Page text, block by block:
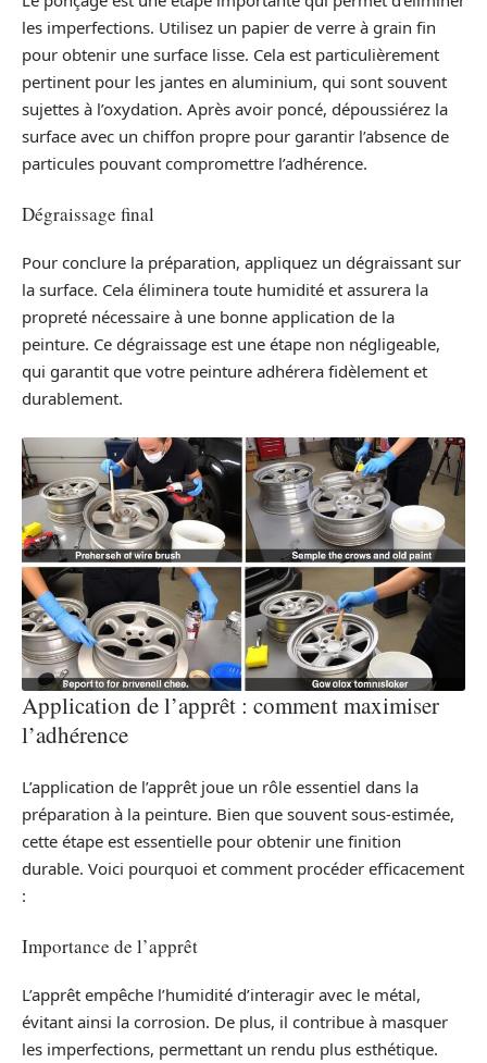
les imperfections. Utilisez un papier de verre à grain fin
pour obtenir une surface lisse. Cela est particulièrement
pertinent pour les jantes en aluminium, qui sont souvent
sujettes à l’oxydation. Après avoir poncé, dépoussiérez la
surface avec un chiffon propre pour garantir l’absence de
particules pouvant compromettre l’adhérence.
Dégraissage final
Pour conclure la préparation, appliquez un dégraissant sur
la surface. Cela éliminera toute humidité et assurera la
propreté nécessaire à une bonne application de la
peinture. Ce dégraissage est une étape non négligeable,
qui garantit que votre peinture adhérera fidèlement et
durablement.
Application de l’apprêt : comment maximiser
l’adhérence
L’application de l’apprêt joue un rôle essentiel dans la
préparation à la peinture. Bien que souvent sous-estimée,
cette étape est essentielle pour obtenir une finition
durable. Voici pourquoi et comment procéder efficacement
:
Importance de l’apprêt
L’apprêt empêche l’humidité d’interagir avec le métal,
évitant ainsi la corrosion. De plus, il contribue à masquer
les imperfections, permettant un rendu plus esthétique.